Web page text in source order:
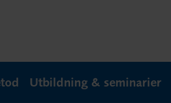
Utbildning & seminarier